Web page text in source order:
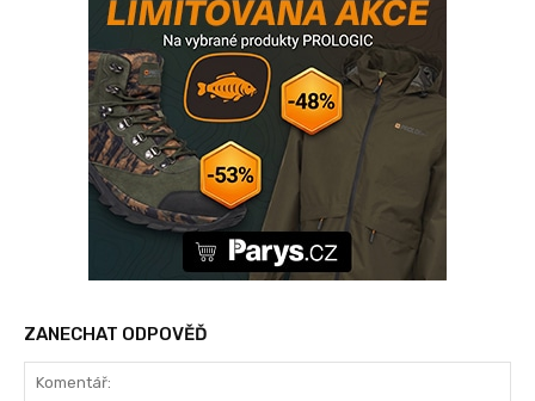
ZANECHAT ODPOVĚĎ